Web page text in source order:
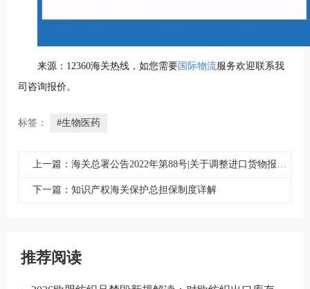
来源：12360海关热线，如您需要国际物流服务欢迎联系我
司咨询报价。
标签： #生物医药
下一篇：知识产权海关保护总担保制度详解
推荐阅读